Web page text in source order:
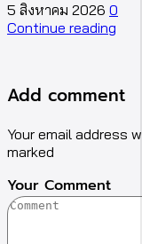
5 สิงหาคม 2026 0
Continue reading
Add comment
Your email address
marked
Your Comment